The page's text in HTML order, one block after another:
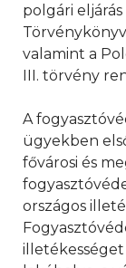
polgári
valamint a
III. törvény
A
ügyekben
fővárosi és
országos